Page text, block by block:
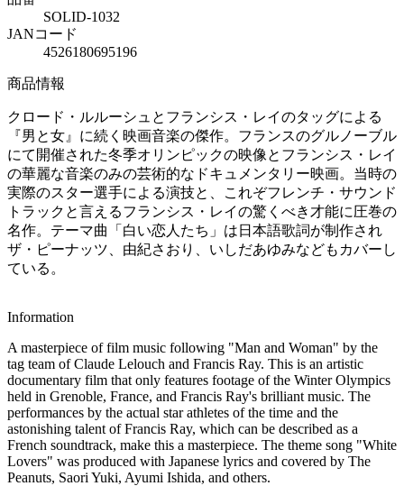
SOLID-1032
JANコード
4526180695196
商品情報
クロード・ルルーシュとフランシス・レイのタッグによる
『男と女』に続く映画音楽の傑作。フランスのグルノーブル
にて開催された冬季オリンピックの映像とフランシス・レイ
の華麗な音楽のみの芸術的なドキュメンタリー映画。当時の
実際のスター選手による演技と、これぞフレンチ・サウンド
トラックと言えるフランシス・レイの驚くべき才能に圧巻の
名作。テーマ曲「白い恋人たち」は日本語歌詞が制作され
ザ・ピーナッツ、由紀さおり、いしだあゆみなどもカバーし
ている。
Information
A masterpiece of film music following "Man and Woman" by the
tag team of Claude Lelouch and Francis Ray. This is an artistic
documentary film that only features footage of the Winter Olympics
held in Grenoble, France, and Francis Ray's brilliant music. The
performances by the actual star athletes of the time and the
astonishing talent of Francis Ray, which can be described as a
French soundtrack, make this a masterpiece. The theme song "White
Lovers" was produced with Japanese lyrics and covered by The
Peanuts, Saori Yuki, Ayumi Ishida, and others.